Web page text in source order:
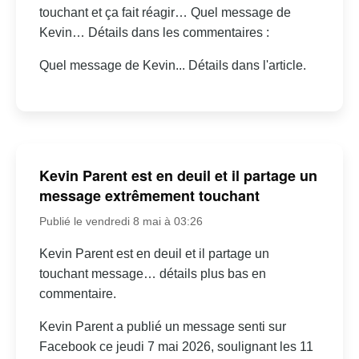
touchant et ça fait réagir… Quel message de
Kevin… Détails dans les commentaires :
Quel message de Kevin... Détails dans l'article.
Kevin Parent est en deuil et il partage un
message extrêmement touchant
Publié le vendredi 8 mai à 03:26
Kevin Parent est en deuil et il partage un
touchant message… détails plus bas en
commentaire.
Kevin Parent a publié un message senti sur
Facebook ce jeudi 7 mai 2026, soulignant les 11